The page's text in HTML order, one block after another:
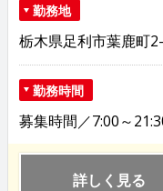
勤務地
栃木県足利市葉鹿町
勤務時間
募集時間／7:00～
詳しく見る